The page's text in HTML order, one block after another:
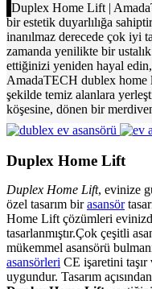
Duplex Home Lift |
bir estetik duyarlılığa
inanılmaz derecede çok iyi
zamanda yenilikte bir ustalık
ettiğinizi yeniden hayal
AmadaTECH dublex home
şekilde temiz alanlara
köşesine, dönen bir
Duplex Home Lift
Duplex Home Lift, evinize
özel tasarım birasansör
Home Lift çözümleri
tasarlanmıştır.Çok çeşitli
mükemmel asansörü
asansörleri CE işaretini
uygundur. Tasarım